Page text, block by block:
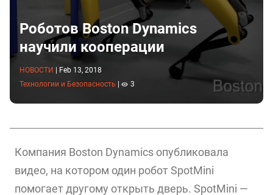
Роботов Boston Dynamics
научили кооперации
НОВОСТИ
Feb 13, 2018
Технологии и Безопасность
3
Компания Boston Dynamics опубликовала
видео, на котором один робот SpotMini
помогает другому открыть дверь. SpotMini —